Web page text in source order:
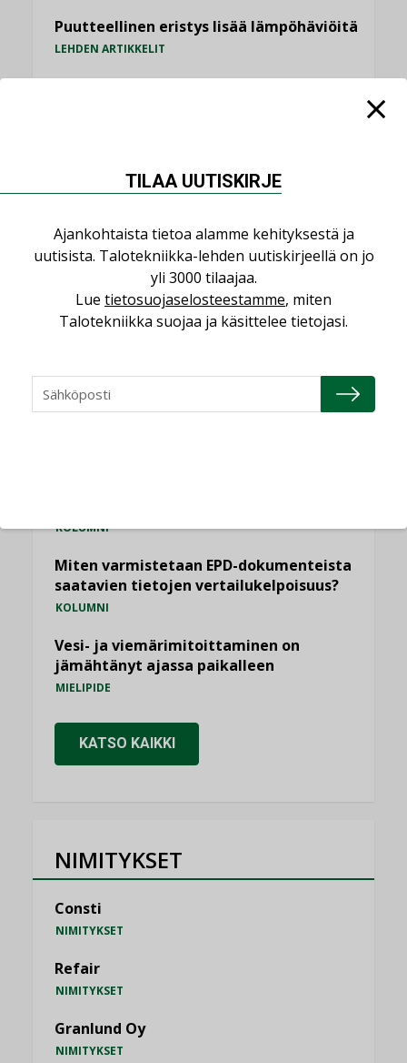
Puutteellinen eristys lisää lämpöhäviöitä
LEHDEN ARTIKKELIT
KATSO KAIKKI
NÄKÖKULMIA
KOLUMNI
KOLUMNI
Miten varmistetaan EPD-dokumenteista
saatavien tietojen vertailukelpoisuus?
KOLUMNI
Vesi- ja viemärimitoittaminen on
jämähtänyt ajassa paikalleen
MIELIPIDE
KATSO KAIKKI
NIMITYKSET
Consti
NIMITYKSET
Refair
NIMITYKSET
Granlund Oy
NIMITYKSET
TILAA UUTISKIRJE
Ajankohtaista tietoa alamme kehityksestä ja
uutisista. Talotekniikka-lehden uutiskirjeellä on jo
yli 3000 tilaajaa.
Lue tietosuojaselosteestamme, miten
Talotekniikka suojaa ja käsittelee tietojasi.